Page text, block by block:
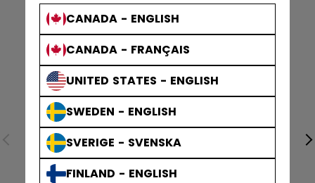
CANADA - ENGLISH
CANADA - FRANÇAIS
UNITED STATES - ENGLISH
SWEDEN - ENGLISH
SVERIGE - SVENSKA
FINLAND - ENGLISH